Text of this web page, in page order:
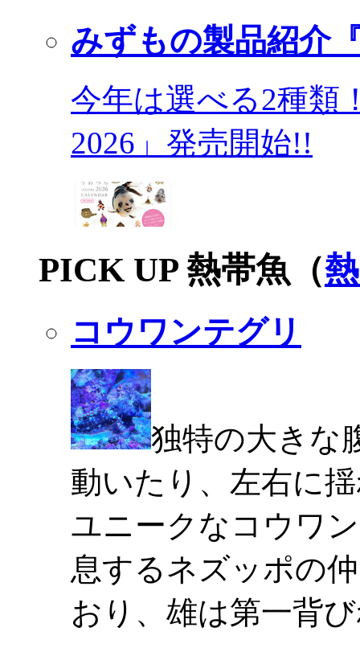
みずもの製品紹介
今年は選べる2種類
2026」発売開始!!
PICK UP 熱帯魚（
コウワンテグリ
独特の大きな
動いたり、左右に
ユニークなコウワ
息するネズッポの
おり、雄は第一背